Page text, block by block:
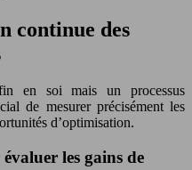
continue des
en soi mais un processus
de mesurer précisément les
d’optimisation.
les gains de